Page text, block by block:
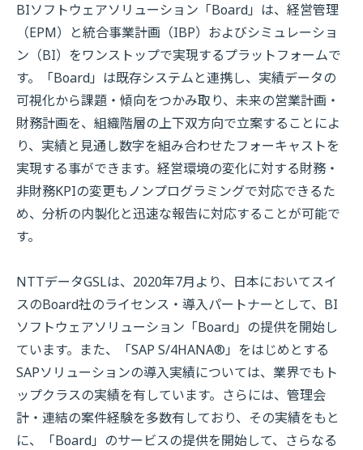
BIソフトウェアソリューション「Board」は、経営管理
（EPM）と統合事業計画（IBP）およびシミュレーショ
ン（BI）をワンストップで実現するプラットフォームで
す。「Board」は既存システムと連携し、実績データの
可視化から課題・傾向をつかみ取り、未来の営業計画・
財務計画を、組織階層の上下双方向で立案することによ
り、実績と見通し数字を組み合わせたフォーキャストを
実現する事ができます。経営環境の変化に対する財務・
非財務KPIの変更もノンプログラミングで対応できるた
め、分析の内製化と迅速な報告に対応することが可能で
す。
NTTデータGSLは、 2020年7月より、日本においてスイ
スのBoard社のライセンス・導入パートナーとして、 BI
ソフトウェアソリューション「Board」の提供を開始し
ています。また、「SAP S/4HANA® 」をはじめとする
SAPソリューションの導入実績については、業界でもト
ップクラスの実績を有しています。さらには、管理会
計・連結の案件経験を多数有しており、その実績をもと
に、「Board」のサービスの提供を開始して、さらなる